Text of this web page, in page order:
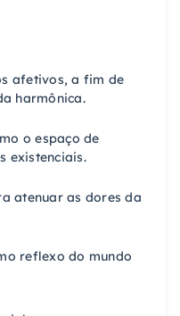
afetivos, a fim de
harmônica.
o espaço de
existenciais.
atenuar as dores da
reflexo do mundo